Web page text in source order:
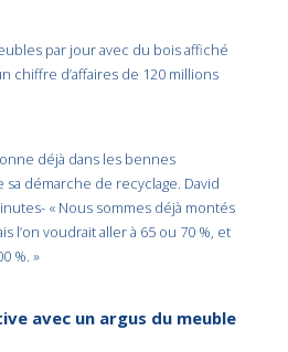
par jour avec du bois affiché
chiffre d’affaires de 120 millions
déjà dans les bennes
démarche de recyclage. David
« Nous sommes déjà montés
l’on voudrait aller à 65 ou 70 %, et
%. »
avec un argus du meuble